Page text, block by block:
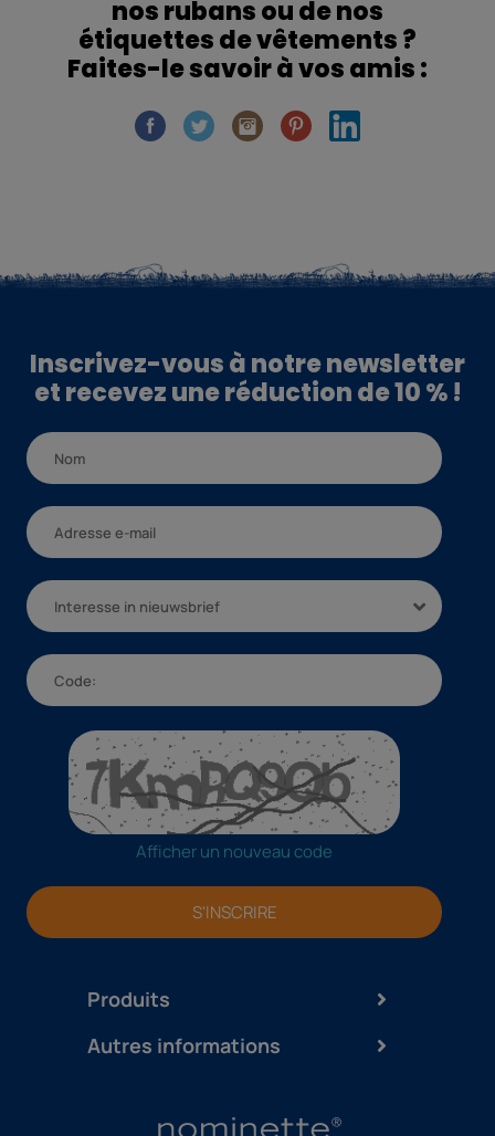
nos rubans ou de nos
étiquettes de vêtements ?
Faites-le savoir à vos amis :
Inscrivez-vous à notre newsletter
et recevez une réduction de 10 % !
Produits
Interesse in nieuwsbrief
Afficher un nouveau code
S'INSCRIRE
Autres informations